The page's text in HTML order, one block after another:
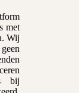
met
Wij
bij